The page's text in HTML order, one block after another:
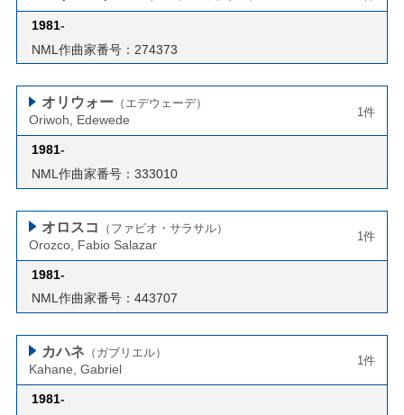
1981-
NML作曲家番号：274373
オリウォー （エデウェーデ）
Oriwoh, Edewede
1件
1981-
NML作曲家番号：333010
オロスコ （ファビオ・サラサル）
Orozco, Fabio Salazar
1件
1981-
NML作曲家番号：443707
カハネ （ガブリエル）
Kahane, Gabriel
1件
1981-